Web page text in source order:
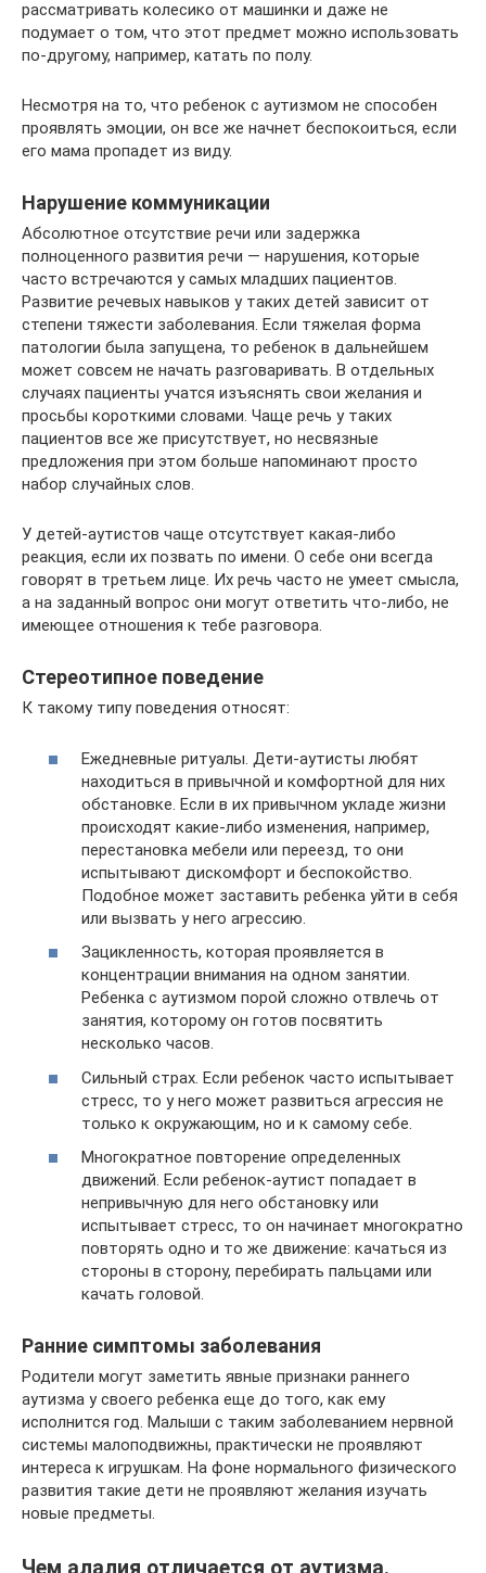
рассматривать колесико от машинки и даже не
подумает о том, что этот предмет можно использовать
по-другому, например, катать по полу.
Несмотря на то, что ребенок с аутизмом не способен
проявлять эмоции, он все же начнет беспокоиться, если
его мама пропадет из виду.
Нарушение коммуникации
Абсолютное отсутствие речи или задержка
полноценного развития речи — нарушения, которые
часто встречаются у самых младших пациентов.
Развитие речевых навыков у таких детей зависит от
степени тяжести заболевания. Если тяжелая форма
патологии была запущена, то ребенок в дальнейшем
может совсем не начать разговаривать. В отдельных
случаях пациенты учатся изъяснять свои желания и
просьбы короткими словами. Чаще речь у таких
пациентов все же присутствует, но несвязные
предложения при этом больше напоминают просто
набор случайных слов.
У детей-аутистов чаще отсутствует какая-либо
реакция, если их позвать по имени. О себе они всегда
говорят в третьем лице. Их речь часто не умеет смысла,
а на заданный вопрос они могут ответить что-либо, не
имеющее отношения к тебе разговора.
Стереотипное поведение
К такому типу поведения относят:
Ежедневные ритуалы. Дети-аутисты любят
находиться в привычной и комфортной для них
обстановке. Если в их привычном укладе жизни
происходят какие-либо изменения, например,
перестановка мебели или переезд, то они
испытывают дискомфорт и беспокойство.
Подобное может заставить ребенка уйти в себя
или вызвать у него агрессию.
Зацикленность, которая проявляется в
концентрации внимания на одном занятии.
Ребенка с аутизмом порой сложно отвлечь от
занятия, которому он готов посвятить
несколько часов.
Сильный страх. Если ребенок часто испытывает
стресс, то у него может развиться агрессия не
только к окружающим, но и к самому себе.
Многократное повторение определенных
движений. Если ребенок-аутист попадает в
непривычную для него обстановку или
испытывает стресс, то он начинает многократно
повторять одно и то же движение: качаться из
стороны в сторону, перебирать пальцами или
качать головой.
Ранние симптомы заболевания
Родители могут заметить явные признаки раннего
аутизма у своего ребенка еще до того, как ему
исполнится год. Малыши с таким заболеванием нервной
системы малоподвижны, практически не проявляют
интереса к игрушкам. На фоне нормального физического
развития такие дети не проявляют желания изучать
новые предметы.